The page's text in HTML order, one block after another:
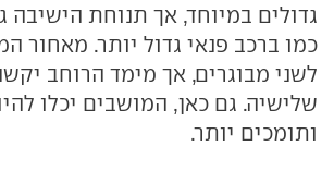
גדולים במיוחד, אך תנוחת הישיבה
כמו ברכב פנאי גדול יותר. מאחור
לשני מבוגרים, אך מימד הרוחב
שלישיה. גם כאן, המושבים יכלו
ותומכים יותר.